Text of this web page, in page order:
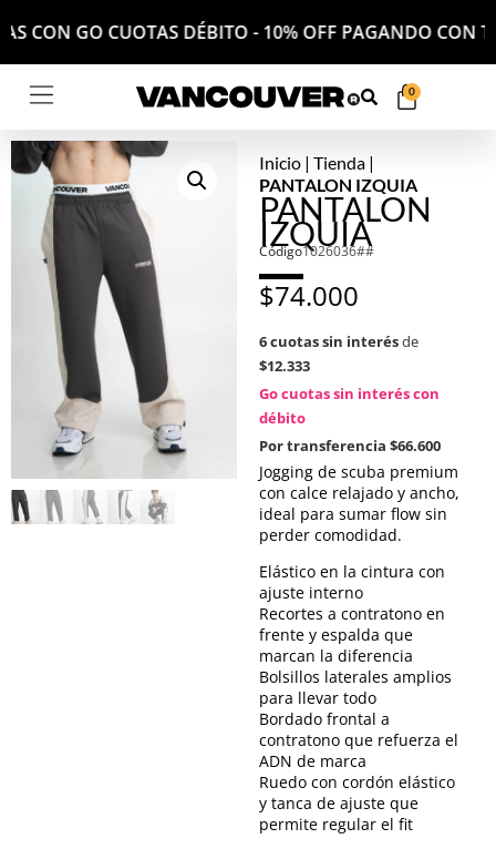
CON GO CUOTAS DÉBITO - 10% OFF PAGANDO CON
0
Inicio| Tienda|
PANTALON IZQUIA
PANTALON
IZQUIA
Código1026036##
$74.000
6 cuotas sin interésde
$12.333
Go cuotas sin interés con
débito
Por transferencia $66.600
Jogging de scuba premium
con calce relajado y ancho,
ideal para sumar flow sin
perder comodidad.
Elástico en la cintura con
ajuste interno
Recortes a contratono en
frente y espalda que
marcan la diferencia
Bolsillos laterales amplios
para llevar todo
Bordado frontal a
contratono que refuerza el
ADN de marca
Ruedo con cordón elástico
y tanca de ajuste que
permite regular el fit